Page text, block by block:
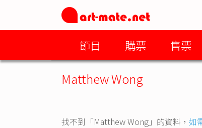
節目 購票 售票
Matthew Wong
找不到「Matthew Wong」的資料， 如